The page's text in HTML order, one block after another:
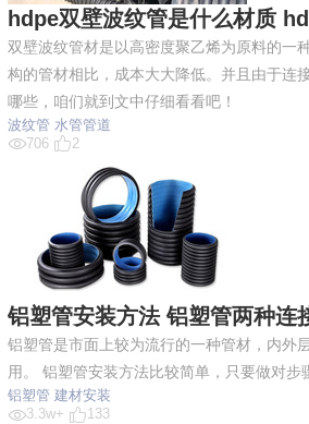
hdpe双壁波纹管是什么材质
双壁波纹管材是以高密度聚乙烯为原料的一
构的管材相比，成本大大降低。并且由于连
哪些，咱们就到文中仔细看看吧！
波纹管 水管管道
706
2
铝塑管安装方法 铝塑管两种连
铝塑管是市面上较为流行的一种管材，内外
用。 铝塑管安装方法比较简单，只要做对步
铝塑管 建材安装
3.3w+
133